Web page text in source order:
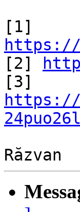
https://
[2]
https://